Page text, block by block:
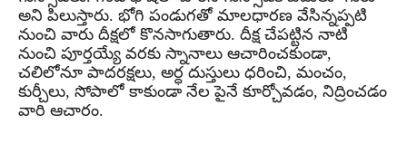
అని పిలుస్తారు. భోగి పండుగతో మాలధారణ వేసిన్నప్పటి
నుంచి వారు దీక్షలో కొనసాగుతారు. దీక్ష చేపట్టిన నాటి
నుంచి పూర్తయ్యే వరకు స్నానాలు ఆచారించకుండా,
చలిలోనూ పాదరక్షలు, అర్ధ దుస్తులు ధరించి, మంచం,
కుర్చీలు, సోపాలో కాకుండా నేల పైనే కూర్చోవడం, నిద్రించడం
వారి ఆచారం.